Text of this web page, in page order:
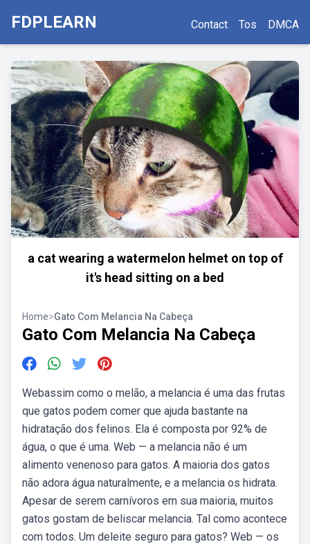
FDPLEARN Contact Tos DMCA
a cat wearing a watermelon helmet on top of
it's head sitting on a bed
Home>Gato Com Melancia Na Cabeça
Gato Com Melancia Na Cabeça
Webassim como o melão, a melancia é uma das frutas
que gatos podem comer que ajuda bastante na
hidratação dos felinos. Ela é composta por 92% de
água, o que é uma. Web — a melancia não é um
alimento venenoso para gatos. A maioria dos gatos
não adora água naturalmente, e a melancia os hidrata.
Apesar de serem carnívoros em sua maioria, muitos
gatos gostam de beliscar melancia. Tal como acontece
com todos. Um deleite seguro para gatos? Web — os